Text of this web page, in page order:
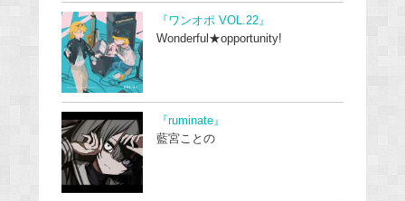
『ワンオポ VOL.22』
Wonderful★opportunity!
『ruminate』
藍宮ことの